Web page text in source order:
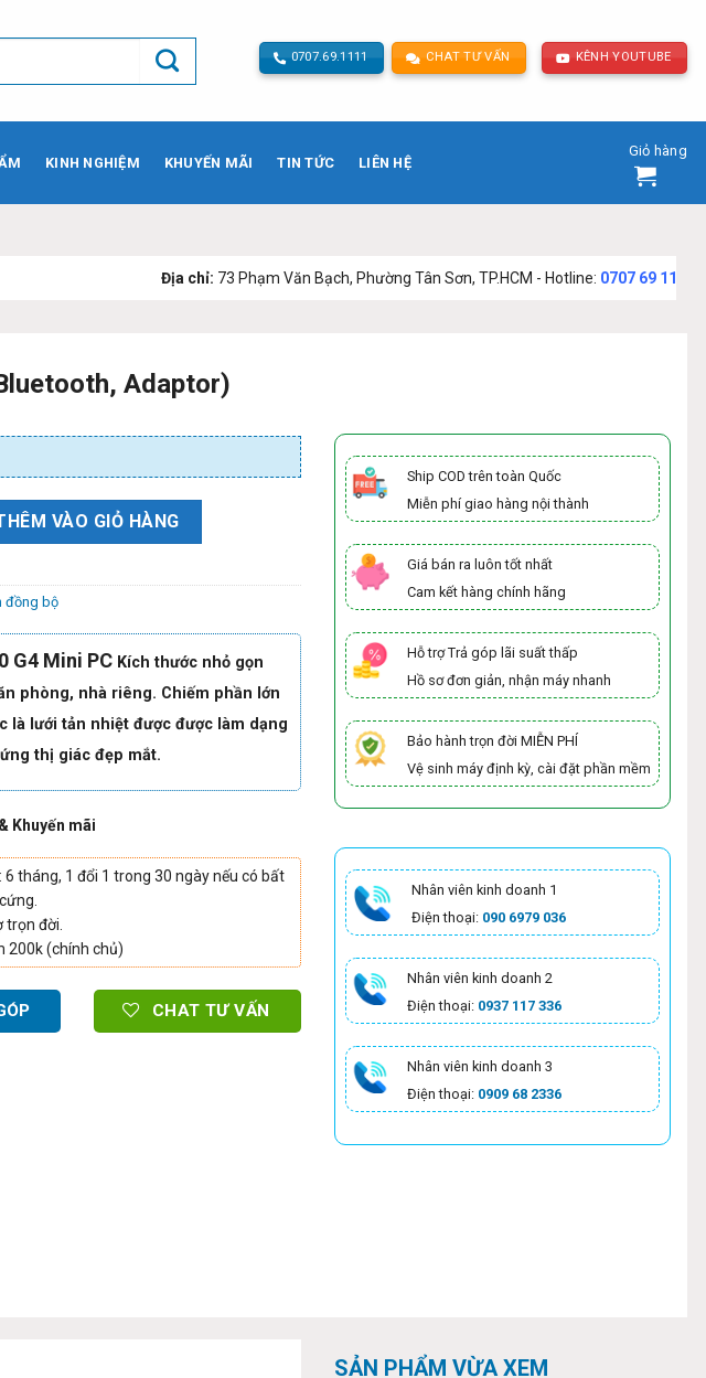
0707.69.1111 CHAT TƯ VẤN KÊNH YOUTUBE
KINH NGHIỆM KHUYẾN MÃI TIN TỨC LIÊN HỆ
Giỏ hàng
73 Phạm Văn Bạch, Phường Tân Sơn, TP.HCM - Hotline:0707 69 1111
Adaptor)
VÀO GIỎ HÀNG
đồng bộ
G4 Mini PC Kích thước nhỏ gọn
phòng, nhà riêng. Chiếm phần lớn
là lưới tản nhiệt được được làm dạng
thị giác đẹp mắt.
Khuyến mãi
6 tháng, 1 đổi 1 trong 30 ngày nếu có bất
trọn đời.
200k (chính chủ)
CHAT TƯ VẤN
Ship COD trên toàn Quốc
Miễn phí giao hàng nội thành
Giá bán ra luôn tốt nhất
Cam kết hàng chính hãng
Hỗ trợ Trả góp lãi suất thấp
Hồ sơ đơn giản, nhận máy nhanh
Bảo hành trọn đời MIỄN PHÍ
Vệ sinh máy định kỳ, cài đặt phần mềm
Nhân viên kinh doanh 1
Điện thoại: 090 6979 036
Nhân viên kinh doanh 2
Điện thoại: 0937 117 336
Nhân viên kinh doanh 3
Điện thoại: 0909 68 2336
SẢN PHẨM VỪA XEM